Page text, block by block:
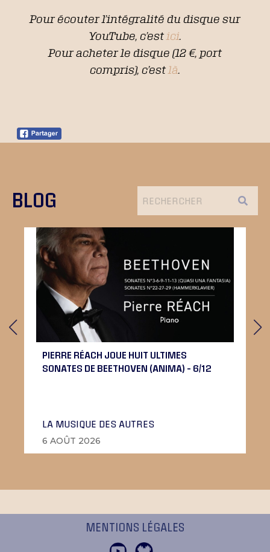
Pour écouter l’intégralité du disque sur
YouTube, c’est ici.
Pour acheter le disque (12 €, port
compris), c’est là.
BLOG
PIERRE RÉACH JOUE HUIT ULTIMES
SONATES DE BEETHOVEN (ANIMA) – 6/12
LA MUSIQUE DES AUTRES
6 AOÛT 2026
MENTIONS LÉGALES